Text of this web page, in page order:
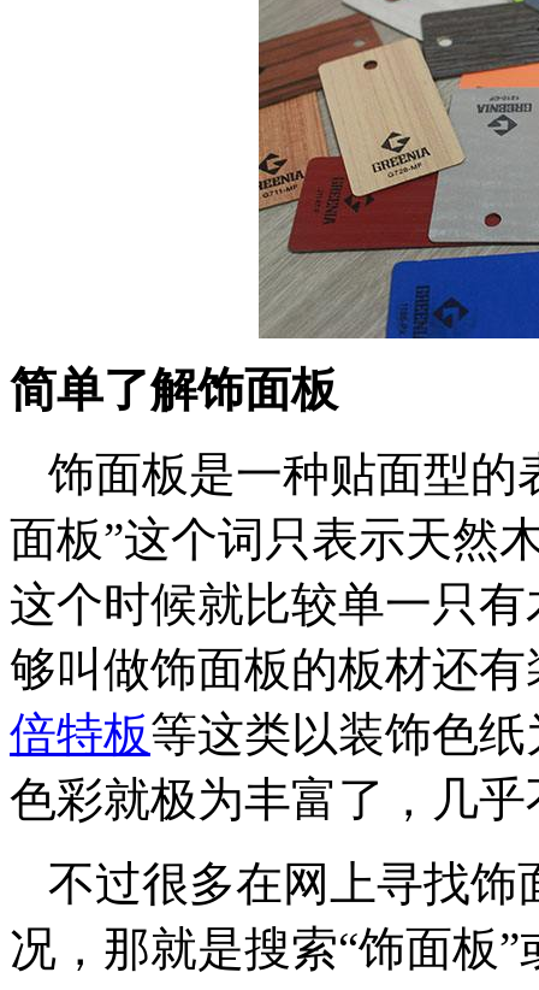
简单了解饰面板
饰面板是一种贴面型的
面板”这个词只表示天然
这个时候就比较单一只
够叫做饰面板的板材还
倍特板等这类以装饰色
色彩就极为丰富了，几
不过很多在网上寻找饰
况，那就是搜索“饰面板